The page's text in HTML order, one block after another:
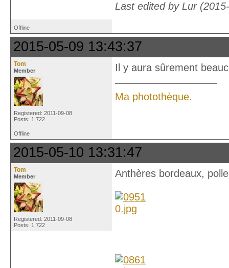
Last edited by Lur
Offline
2015-05-09 13:43:37
Tom
Member
Registered: 2011-09-08
Posts: 1,722
Il y aura sûrement
Ma photothèque.
Offline
2015-05-10 13:31:47
Tom
Member
Registered: 2011-09-08
Posts: 1,722
Anthères bordeaux,